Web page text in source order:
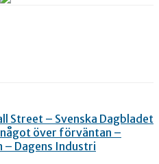
Street – Svenska Dagbladet
över förväntan –
Dagens Industri